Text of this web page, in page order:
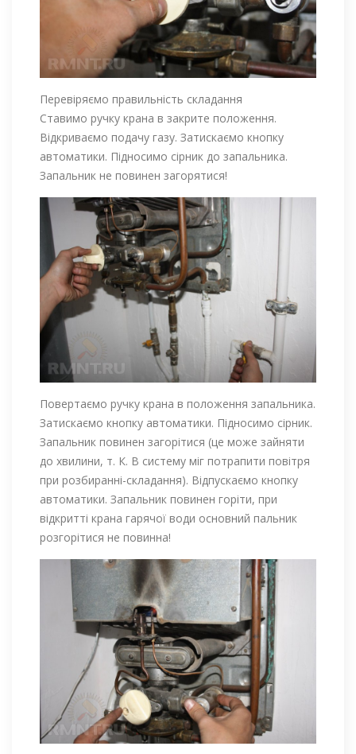
Перевіряємо правильність складання
Ставимо ручку крана в закрите положення.
Відкриваємо подачу газу. Затискаємо кнопку
автоматики. Підносимо сірник до запальника.
Запальник не повинен загорятися!
Повертаємо ручку крана в положення запальника.
Затискаємо кнопку автоматики. Підносимо сірник.
Запальник повинен загорітися (це може зайняти
до хвилини, т. К. В систему міг потрапити повітря
при розбиранні-складання). Відпускаємо кнопку
автоматики. Запальник повинен горіти, при
відкритті крана гарячої води основний пальник
розгорітися не повинна!